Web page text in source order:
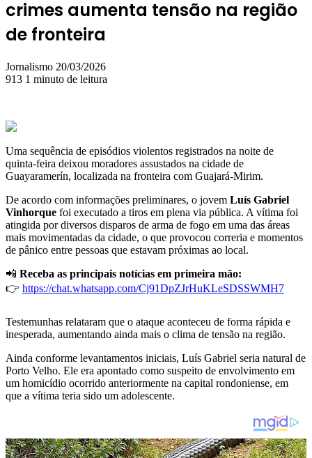
crimes aumenta tensão na região
de fronteira
Jornalismo Mande
um
20/03/2026
913 1 minuto de leitura
Uma sequência de episódios violentos registrados na noite de
quinta-feira deixou moradores assustados na cidade de
Guayaramerín, localizada na fronteira com Guajará-Mirim.
De acordo com informações preliminares, o jovem Luís Gabriel
Vinhorque foi executado a tiros em plena via pública. A vítima foi
atingida por diversos disparos de arma de fogo em uma das áreas
mais movimentadas da cidade, o que provocou correria e momentos
de pânico entre pessoas que estavam próximas ao local.
📲 Receba as principais notícias em primeira mão:
👉 https://chat.whatsapp.com/Cj91DpZJrHuKLeSDSSWMH7
Testemunhas relataram que o ataque aconteceu de forma rápida e
inesperada, aumentando ainda mais o clima de tensão na região.
Ainda conforme levantamentos iniciais, Luís Gabriel seria natural de
Porto Velho. Ele era apontado como suspeito de envolvimento em
um homicídio ocorrido anteriormente na capital rondoniense, em
que a vítima teria sido um adolescente.